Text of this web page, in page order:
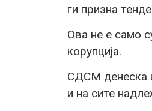
ги призна
Ова не е само
корупција.
СДСМ денеска
и на сите